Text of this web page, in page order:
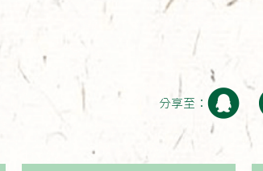
分享至：